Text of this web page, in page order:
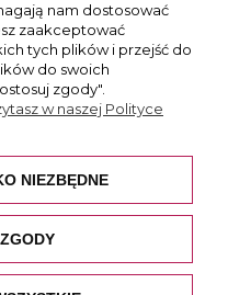
nam dostosować
zaakceptować
tych plików i przejść do
do swoich
zgody".
w naszej Polityce
NIEZBĘDNE